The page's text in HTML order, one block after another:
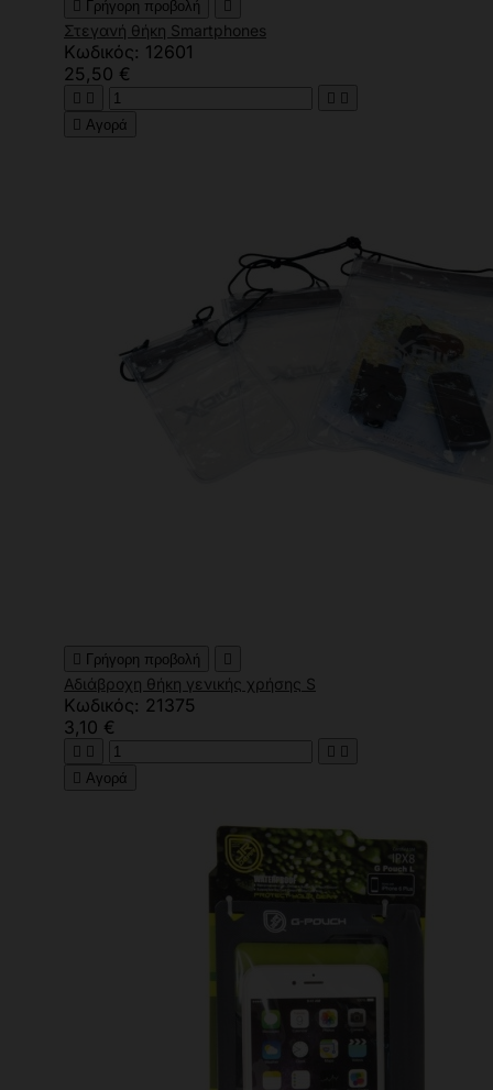
 Γρήγορη προβολή 
Στεγανή θήκη Smartphones
Κωδικός: 12601
25,50 €
   
 Αγορά
 Γρήγορη προβολή 
Αδιάβροχη θήκη γενικής χρήσης S
Κωδικός: 21375
3,10 €
   
 Αγορά